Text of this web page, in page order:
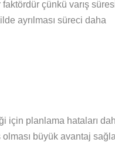
çünkü varış
ayrılması süreci daha
için planlama hataları
büyük avantaj